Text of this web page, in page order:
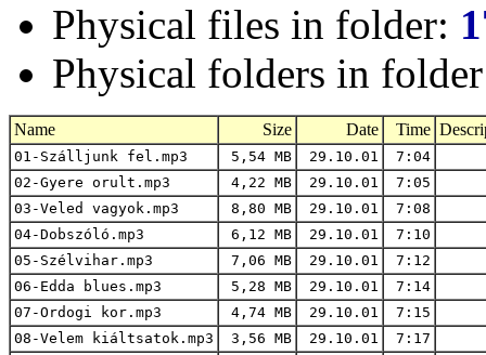
Physical files in folder:
Physical folders in
Name Size Date Time
01-Szálljunk fel.mp3 5,54 MB 29.10.01
7:04
02-Gyere orult.mp3
4,22 MB 29.10.01
7:05
03-Veled vagyok.mp3
8,80 MB 29.10.01
7:08
04-Dobszóló.mp3
6,12 MB 29.10.01
7:10
05-Szélvihar.mp3
7,06 MB 29.10.01
7:12
06-Edda blues.mp3
5,28 MB 29.10.01
7:14
07-Ordogi kor.mp3
4,74 MB 29.10.01
7:15
08-Velem kiáltsatok.mp3
3,56 MB 29.10.01
7:17